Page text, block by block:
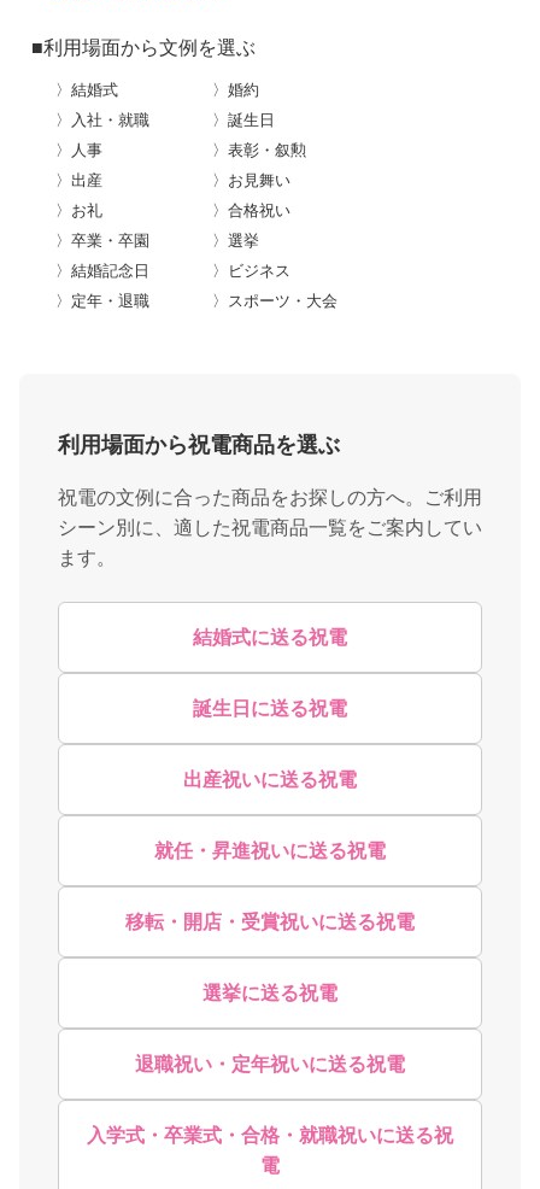
■利用場面から文例を選ぶ
〉結婚式
〉婚約
〉入社・就職
〉誕生日
〉人事
〉表彰・叙勲
〉出産
〉お見舞い
〉お礼
〉合格祝い
〉卒業・卒園
〉選挙
〉結婚記念日
〉ビジネス
〉定年・退職
〉スポーツ・大会
利用場面から祝電商品を選ぶ
祝電の文例に合った商品をお探しの方へ。ご利用
シーン別に、適した祝電商品一覧をご案内してい
ます。
結婚式に送る祝電
誕生日に送る祝電
出産祝いに送る祝電
就任・昇進祝いに送る祝電
移転・開店・受賞祝いに送る祝電
選挙に送る祝電
退職祝い・定年祝いに送る祝電
入学式・卒業式・合格・就職祝いに送る祝
電